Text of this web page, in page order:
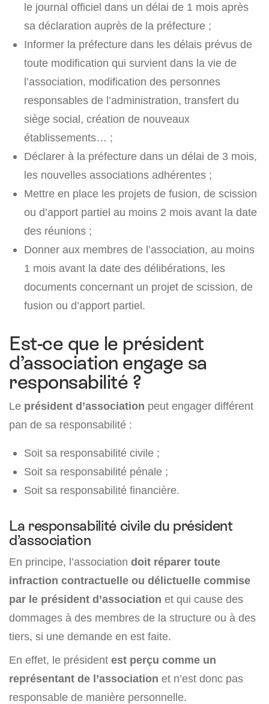
le journal officiel dans un délai de 1 mois après
sa déclaration auprès de la préfecture ;
Informer la préfecture dans les délais prévus de
toute modification qui survient dans la vie de
l’association, modification des personnes
responsables de l’administration, transfert du
siège social, création de nouveaux
établissements… ;
Déclarer à la préfecture dans un délai de 3 mois,
les nouvelles associations adhérentes ;
Mettre en place les projets de fusion, de scission
ou d’apport partiel au moins 2 mois avant la date
des réunions ;
Donner aux membres de l’association, au moins
1 mois avant la date des délibérations, les
documents concernant un projet de scission, de
fusion ou d’apport partiel.
Est-ce que le président
d’association engage sa
responsabilité ?
Le président d’association peut engager différent
pan de sa responsabilité :
Soit sa responsabilité civile ;
Soit sa responsabilité pénale ;
Soit sa responsabilité financière.
La responsabilité civile du président
d’association
En principe, l’association doit réparer toute
infraction contractuelle ou délictuelle commise
par le président d’association et qui cause des
dommages à des membres de la structure ou à des
tiers, si une demande en est faite.
En effet, le président est perçu comme un
représentant de l’association et n’est donc pas
responsable de manière personnelle.